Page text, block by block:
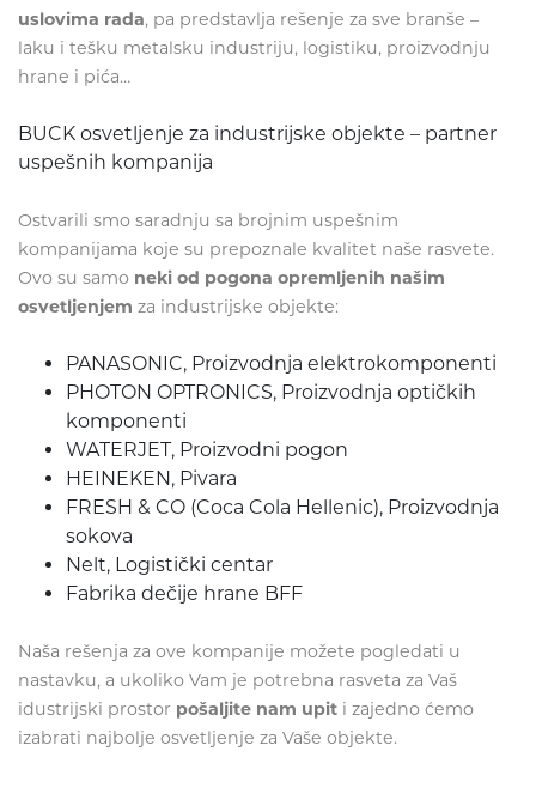
uslovima rada, pa predstavlja rešenje za sve branše –
laku i tešku metalsku industriju, logistiku, proizvodnju
hrane i pića…
BUCK osvetljenje za industrijske objekte – partner
uspešnih kompanija
Ostvarili smo saradnju sa brojnim uspešnim
kompanijama koje su prepoznale kvalitet naše rasvete.
Ovo su samo neki od pogona opremljenih našim
osvetljenjem za industrijske objekte:
PANASONIC, Proizvodnja elektrokomponenti
PHOTON OPTRONICS, Proizvodnja optičkih
komponenti
WATERJET, Proizvodni pogon
HEINEKEN, Pivara
FRESH & CO (Coca Cola Hellenic), Proizvodnja
sokova
Nelt, Logistički centar
Fabrika dečije hrane BFF
Naša rešenja za ove kompanije možete pogledati u
nastavku, a ukoliko Vam je potrebna rasveta za Vaš
idustrijski prostor pošaljite nam upit i zajedno ćemo
izabrati najbolje osvetljenje za Vaše objekte.